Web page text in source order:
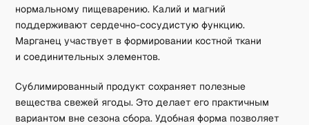
нормальному пищеварению. Калий и магний
поддерживают сердечно-сосудистую функцию.
Марганец участвует в формировании костной ткани
и соединительных элементов.
Сублимированный продукт сохраняет полезные
вещества свежей ягоды. Это делает его практичным
вариантом вне сезона сбора. Удобная форма позволяет